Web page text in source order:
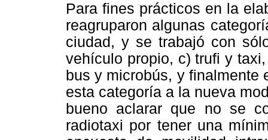
Para fines prácticos en la
reagruparon algunas
ciudad, y se trabajó con
vehículo propio, c) trufi y
bus y microbús, y finalmente
esta categoría a la nueva
bueno aclarar que no se
radiotaxi por tener una